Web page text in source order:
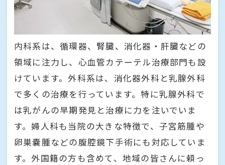
内科系は、循環器、腎臓、消化器・肝臓などの
領域に注力し、心血管カテーテル治療部門も設
けています。外科系は、消化器外科と乳腺外科
で多くの治療を行っています。特に乳腺外科で
は乳がんの早期発見と治療に力を注いでいま
す。婦人科も当院の大きな特徴で、子宮筋腫や
卵巣嚢腫などの腹腔鏡下手術にも対応していま
す。外国籍の方も含めて、地域の皆さんに頼っ